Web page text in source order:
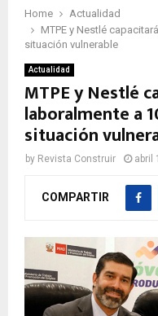
Home
Actualidad
MTPE y Nestlé
situación vulnerable
Actualidad
MTPE y Nestlé
laboralmente a
situación
by Revista Construir abril
COMPARTIR